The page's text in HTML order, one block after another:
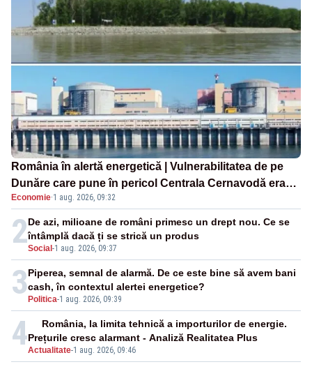
România în alertă energetică | Vulnerabilitatea de pe
Dunăre care pune în pericol Centrala Cernavodă era
cunoscută de pe vremea lui Ceaușescu
Economie·1 aug. 2026, 09:32
2Social -1 aug. 2026, 09:37
De azi, milioane de români primesc un drept nou. Ce se
întâmplă dacă ți se strică un produs
3 Politica-1 aug. 2026, 09:39
Piperea, semnal de alarmă. De ce este bine să avem bani
cash, în contextul alertei energetice?
4Actualitate-1 aug. 2026, 09:46
România, la limita tehnică a importurilor de energie.
Prețurile cresc alarmant - Analiză Realitatea Plus